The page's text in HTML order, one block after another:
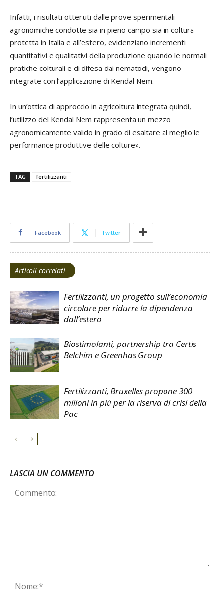
Infatti, i risultati ottenuti dalle prove sperimentali
agronomiche condotte sia in pieno campo sia in coltura
protetta in Italia e all’estero, evidenziano incrementi
quantitativi e qualitativi della produzione quando le normali
pratiche colturali e di difesa dai nematodi, vengono
integrate con l’applicazione di Kendal Nem.
In un’ottica di approccio in agricoltura integrata quindi,
l’utilizzo del Kendal Nem rappresenta un mezzo
agronomicamente valido in grado di esaltare al meglio le
performance produttive delle colture».
TAG fertilizzanti
Facebook Twitter
Articoli correlati
Fertilizzanti, un progetto sull’economia
circolare per ridurre la dipendenza
dall’estero
Biostimolanti, partnership tra Certis
Belchim e Greenhas Group
Fertilizzanti, Bruxelles propone 300
milioni in più per la riserva di crisi della
Pac
LASCIA UN COMMENTO